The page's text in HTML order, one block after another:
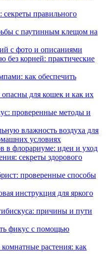
секреты правильного
с паутинным клещом на
с фото и описаниями
без корней: практические
как обеспечить
для кошек и как их
проверенные методы и
влажность воздуха для
условиях
в флорариуме: идеи и уход
секреты здорового
проверенные способы
инструкция для яркого
причины и пути
фикус с помощью
растения: как